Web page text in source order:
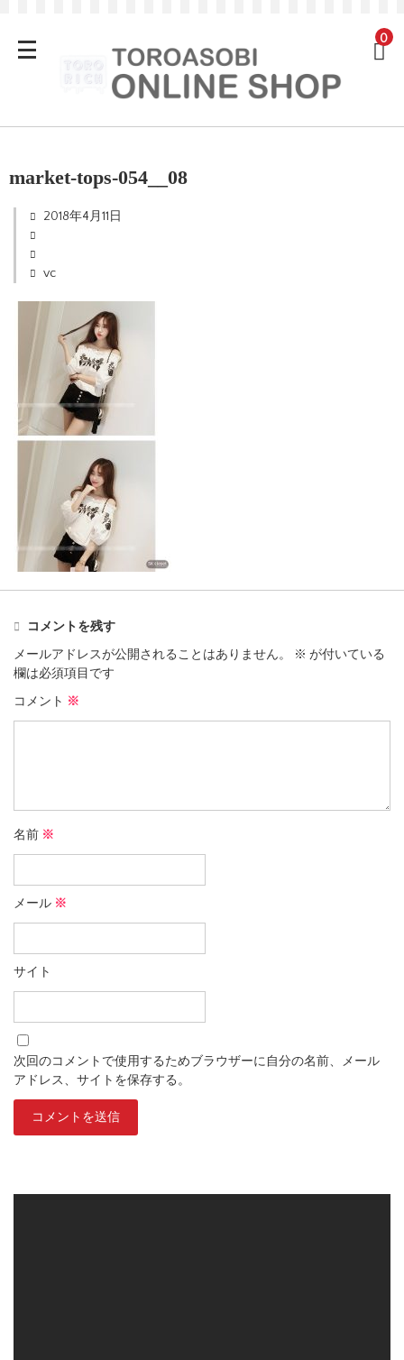
0
market-tops-054__08
2018年4月11日
vc
コメントを残す
メールアドレスが公開されることはありません。
※ が付いている
欄は必須項目です
コメント ※
名前 ※
メール ※
サイト
次回のコメントで使用するためブラウザーに自分の名前、メール
アドレス、サイトを保存する。